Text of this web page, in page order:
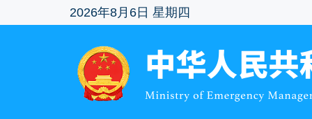
2026年8月6日 星期四